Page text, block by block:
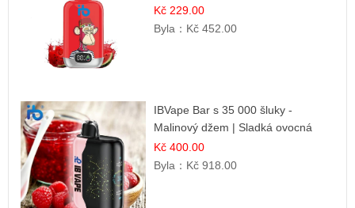
Letní dezertní příchuť
Kč 229.00
Byla： Kč 452.00
IBVape Bar s 35 000 šluky -
Malinový džem | Sladká ovocná
příchuť
Kč 400.00
Byla： Kč 918.00